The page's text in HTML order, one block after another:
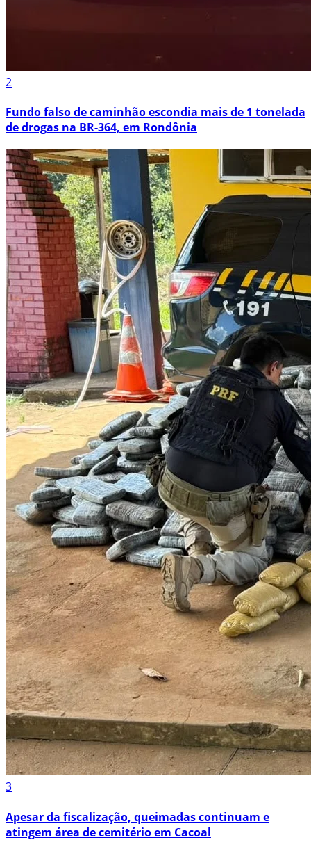
2
Fundo falso de caminhão escondia mais de 1 tonelada
de drogas na BR-364, em Rondônia
3
Apesar da fiscalização, queimadas continuam e
atingem área de cemitério em Cacoal